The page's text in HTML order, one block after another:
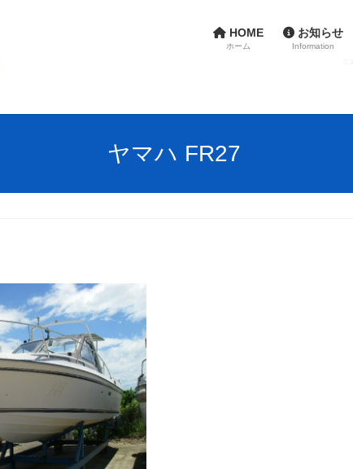
HOME
ホーム
お知らせ
Information
ヤマハ FR27